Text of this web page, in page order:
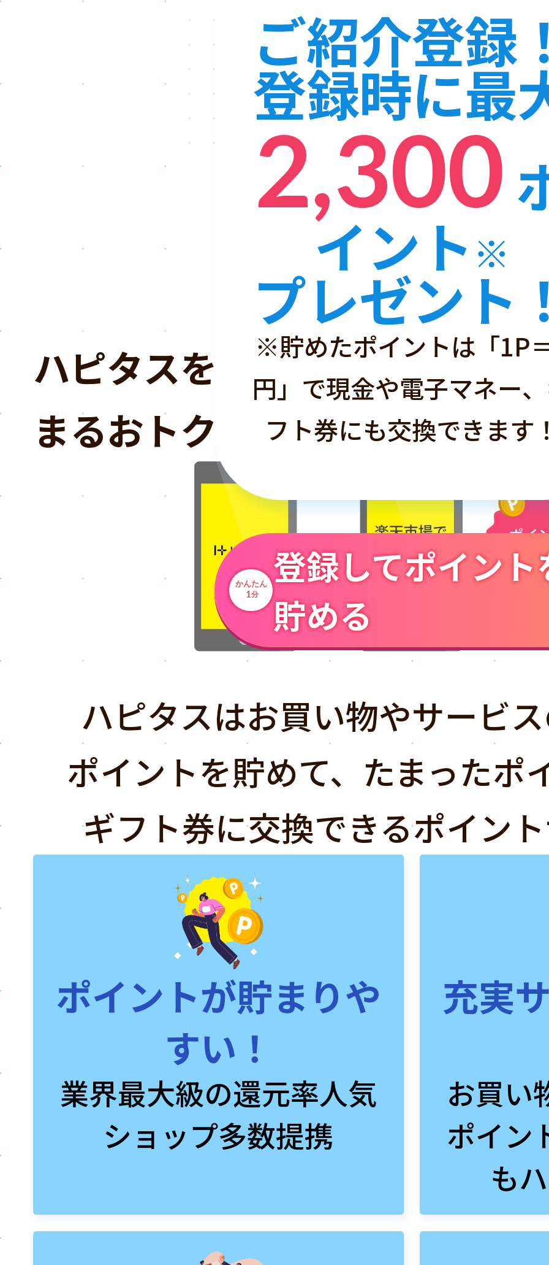
ご紹介登録
登録時に最
2,300
イント ※
プレゼント
※貯めたポイントは「1P
円」で現金や電子マネー
フト券にも交換できます
かんたん
1分
登録してポイント
貯める
ハピタスと
ハピタスを「経由するだけ」
まるおトクなサイトです！
ハピタスはお買い物やサービ
ポイントを貯めて、たまったポ
ギフト券に交換できるポイン
ポイントが貯まりや
すい！
業界最大級の還元率人気
ショップ多数提携
充実
お買い
ポイン
も